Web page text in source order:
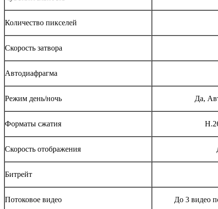
Количество пикселей
Скорость затвора
Автодиафрагма
Режим день/ночь Да,
Форматы сжатия
Скорость отображения
Битрейт
Потоковое видео До 3 видео